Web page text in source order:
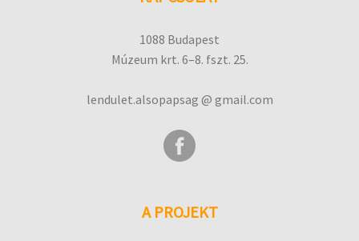
1088 Budapest
Múzeum krt. 6–8. fszt. 25.
lendulet.alsopapsag @ gmail.com
A PROJEKT